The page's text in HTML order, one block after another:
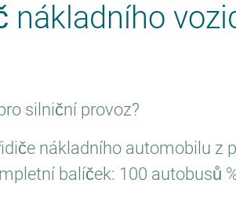
nákladního
silniční provoz?
nákladního automobilu z
balíček: 100 autobusů